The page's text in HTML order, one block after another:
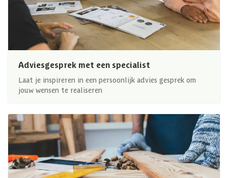
Adviesgesprek met een specialist
Laat je inspireren in een persoonlijk advies gesprek om
jouw wensen te realiseren